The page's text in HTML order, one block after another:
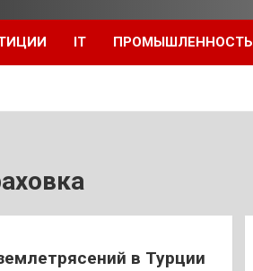
IT ПРОМЫШЛЕННОСТЬ
в Турции